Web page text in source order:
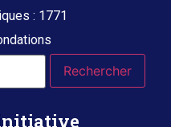
: 1771